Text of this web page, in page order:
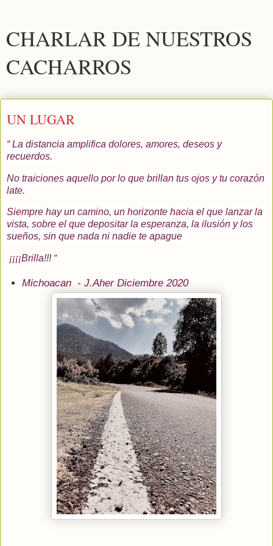
CHARLAR DE NUESTROS
CACHARROS
UN LUGAR
“La distancia amplifica dolores, amores, deseos y
recuerdos.
No traiciones aquello por lo que brillan tus ojos y tu corazón
late.
Siempre hay un camino, un horizonte hacia el que lanzar la
vista, sobre el que depositar la esperanza, la ilusión y los
sueños, sin que nada ni nadie te apague
¡¡¡¡Brilla!!! “
Michoacan - J.Aher Diciembre 2020